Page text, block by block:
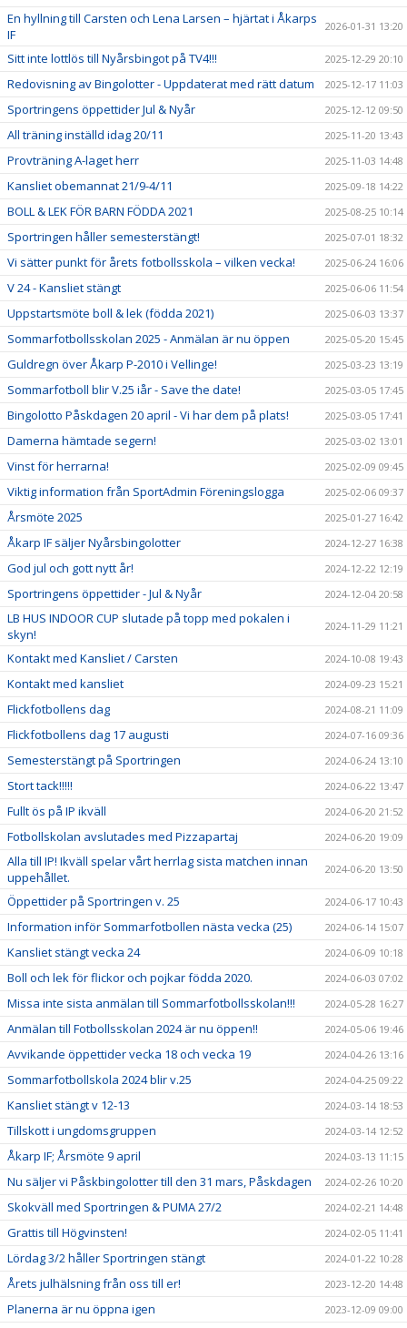
En hyllning till Carsten och Lena Larsen – hjärtat i Åkarps
IF
2026-01-31 13:20
Sitt inte lottlös till Nyårsbingot på TV4!!! 2025-12-29 20:10
Redovisning av Bingolotter - Uppdaterat med rätt datum 2025-12-17 11:03
Sportringens öppettider Jul & Nyår 2025-12-12 09:50
All träning inställd idag 20/11 2025-11-20 13:43
Provträning A-laget herr 2025-11-03 14:48
Kansliet obemannat 21/9-4/11 2025-09-18 14:22
BOLL & LEK FÖR BARN FÖDDA 2021 2025-08-25 10:14
Sportringen håller semesterstängt! 2025-07-01 18:32
Vi sätter punkt för årets fotbollsskola – vilken vecka! 2025-06-24 16:06
V 24 - Kansliet stängt 2025-06-06 11:54
Uppstartsmöte boll & lek (födda 2021) 2025-06-03 13:37
Sommarfotbollsskolan 2025 - Anmälan är nu öppen 2025-05-20 15:45
Guldregn över Åkarp P-2010 i Vellinge! 2025-03-23 13:19
Sommarfotboll blir V.25 iår - Save the date! 2025-03-05 17:45
Bingolotto Påskdagen 20 april - Vi har dem på plats! 2025-03-05 17:41
Damerna hämtade segern! 2025-03-02 13:01
Vinst för herrarna! 2025-02-09 09:45
Viktig information från SportAdmin Föreningslogga 2025-02-06 09:37
Årsmöte 2025 2025-01-27 16:42
Åkarp IF säljer Nyårsbingolotter 2024-12-27 16:38
God jul och gott nytt år! 2024-12-22 12:19
Sportringens öppettider - Jul & Nyår 2024-12-04 20:58
LB HUS INDOOR CUP slutade på topp med pokalen i
skyn!
2024-11-29 11:21
Kontakt med Kansliet / Carsten 2024-10-08 19:43
Kontakt med kansliet 2024-09-23 15:21
Flickfotbollens dag 2024-08-21 11:09
Flickfotbollens dag 17 augusti 2024-07-16 09:36
Semesterstängt på Sportringen 2024-06-24 13:10
Stort tack!!!!! 2024-06-22 13:47
Fullt ös på IP ikväll 2024-06-20 21:52
Fotbollskolan avslutades med Pizzapartaj 2024-06-20 19:09
Alla till IP! Ikväll spelar vårt herrlag sista matchen innan
uppehållet.
2024-06-20 13:50
Öppettider på Sportringen v. 25 2024-06-17 10:43
Information inför Sommarfotbollen nästa vecka (25) 2024-06-14 15:07
Kansliet stängt vecka 24 2024-06-09 10:18
Boll och lek för flickor och pojkar födda 2020. 2024-06-03 07:02
Missa inte sista anmälan till Sommarfotbollsskolan!!! 2024-05-28 16:27
Anmälan till Fotbollsskolan 2024 är nu öppen!! 2024-05-06 19:46
Avvikande öppettider vecka 18 och vecka 19 2024-04-26 13:16
Sommarfotbollskola 2024 blir v.25 2024-04-25 09:22
Kansliet stängt v 12-13 2024-03-14 18:53
Tillskott i ungdomsgruppen 2024-03-14 12:52
Åkarp IF; Årsmöte 9 april 2024-03-13 11:15
Nu säljer vi Påskbingolotter till den 31 mars, Påskdagen 2024-02-26 10:20
Skokväll med Sportringen & PUMA 27/2 2024-02-21 14:48
Grattis till Högvinsten! 2024-02-05 11:41
Lördag 3/2 håller Sportringen stängt 2024-01-22 10:28
Årets julhälsning från oss till er! 2023-12-20 14:48
Planerna är nu öppna igen 2023-12-09 09:00